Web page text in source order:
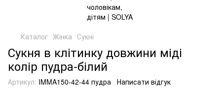
Каталог Жінка Сукні
Сукня в клітинку довжини міді
колір пудра-білий
Артикул: IMMA150-42-44 пудра Написати відгук